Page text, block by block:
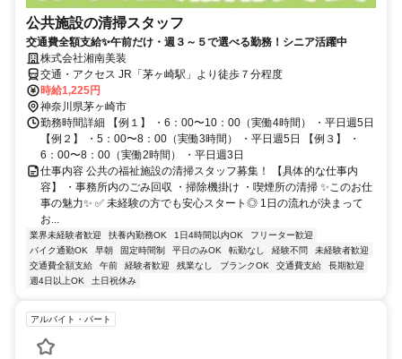
公共施設の清掃スタッフ
交通費全額支給✨午前だけ・週３～５で選べる勤務！シニア活躍中
株式会社湘南美装
交通・アクセス JR「茅ヶ崎駅」より徒歩７分程度
時給1,225円
神奈川県茅ヶ崎市
勤務時間詳細 【例１】 ・6：00〜10：00（実働4時間） ・平日週5日
【例２】 ・5：00〜8：00（実働3時間） ・平日週5日 【例３】 ・
6：00〜8：00（実働2時間） ・平日週3日
仕事内容 公共の福祉施設の清掃スタッフ募集！ 【具体的な仕事内
容】 ・事務所内のごみ回収 ・掃除機掛け ・喫煙所の清掃 ✨このお仕
事の魅力✨ ✅ 未経験の方でも安心スタート◎ 1日の流れが決まって
お...
業界未経験者歓迎 扶養内勤務OK 1日4時間以内OK
フリーター歓迎
バイク通勤OK
早朝 固定時間制 平日のみOK 転勤なし 経験不問
未経験者歓迎
交通費全額支給
午前 経験者歓迎 残業なし ブランクOK 交通費支給
長期歓迎
週4日以上OK
土日祝休み
アルバイト・パート